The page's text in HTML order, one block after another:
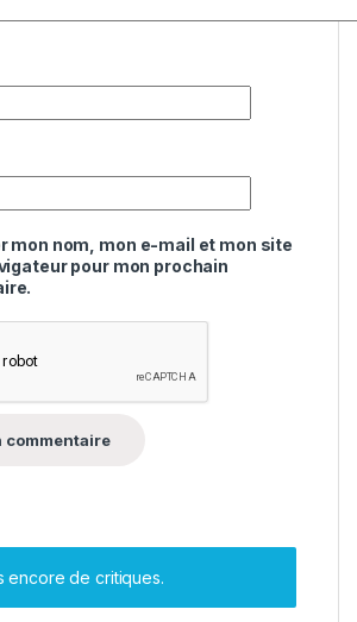
mon nom, mon e-mail et mon site
pour mon prochain
encore de critiques.